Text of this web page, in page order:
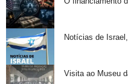
Notícias de
Visita ao Museu